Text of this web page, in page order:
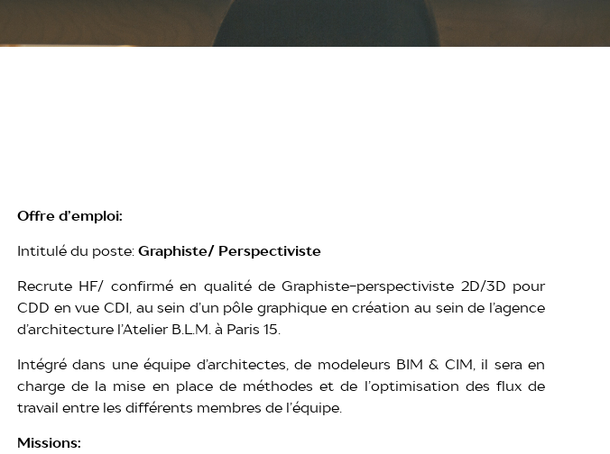
Offre d’emploi:
Intitulé du poste:Graphiste/ Perspectiviste
Recrute HF/ confirmé en qualité de Graphiste-perspectiviste 2D/3D pour
CDD en vue CDI, au sein d’un pôle graphique en création au sein de l’agence
d’architecture l’Atelier B.L.M. à Paris 15.
Intégré dans une équipe d’architectes, de modeleurs BIM & CIM, il sera en
charge de la mise en place de méthodes et de l’optimisation des flux de
travail entre les différents membres de l’équipe.
Missions: